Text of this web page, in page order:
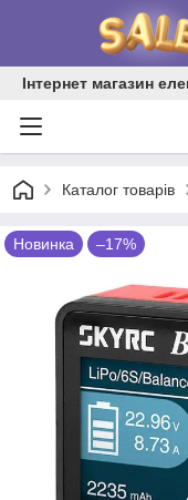
Інтернет магазин
Каталог товарів
Новинка –17%